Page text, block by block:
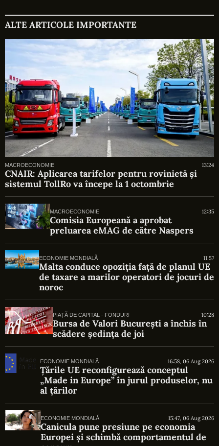
ALTE ARTICOLE IMPORTANTE
MACROECONOMIE 13:24
CNAIR: Aplicarea tarifelor pentru rovinietă și
sistemul TollRo va începe la 1 octombrie
MACROECONOMIE 12:35
Comisia Europeană a aprobat
preluarea eMAG de către Naspers
ECONOMIE MONDIALĂ 11:57
Malta conduce opoziția față de planul UE
de taxare a marilor operatori de jocuri de
noroc
PIAȚĂ DE CAPITAL - FONDURI 10:28
Bursa de Valori București a închis în
scădere ședința de joi
ECONOMIE MONDIALĂ 16:58, 06 Aug 2026
Țările UE reconfigurează conceptul
„Made in Europe” în jurul produselor, nu
al țărilor
ECONOMIE MONDIALĂ 15:47, 06 Aug 2026
Canicula pune presiune pe economia
Europei și schimbă comportamentul de